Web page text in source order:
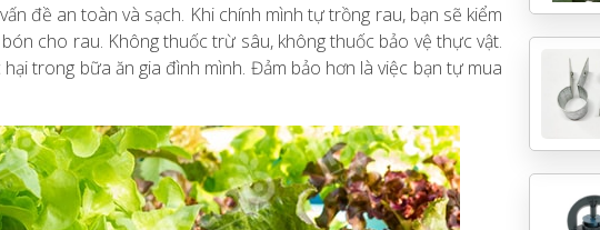
đề an toàn và sạch. Khi chính mình tự trồng rau, bạn sẽ kiểm
cho rau. Không thuốc trừ sâu, không thuốc bảo vệ thực vật.
trong bữa ăn gia đình mình. Đảm bảo hơn là việc bạn tự mua